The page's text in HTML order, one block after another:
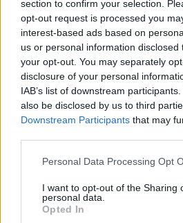
section to confirm your selection.
opt-out request is processed you
interest-based ads based on
us or personal information
your opt-out. You may separately
disclosure of your personal
IAB’s list of downstream
also be disclosed by us to third
Downstream Participants that may
Please note that this website/app
not limited to your visit or usage
grant or deny consent to Google
use your data for below specified
Personal Data Processing Opt
I want to opt-out of the Sharing
personal data.
Opted In
felhasználása szintén növelik a
annak is, aki kapja. Így a jótékonykodás,
egy apró meglepetés azoknak, akiket
jóllétünkhöz.
A pénzt használhatjuk arra is, hogy
Segítségévelidőt spórolhatunk(pl.
bevásárlást), a felszabaduló időt pedig
fordíthatjuk, melyek valódi örömforrást
szeretteinkkel való időtöltés, egy izgalmas
Mindemellett a pénzlehetőséget
fejlődjünk: képezhetjük magunkat,
és így tovább.